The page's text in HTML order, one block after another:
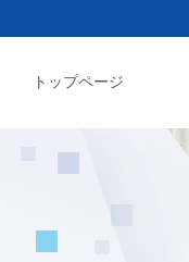
トップページ